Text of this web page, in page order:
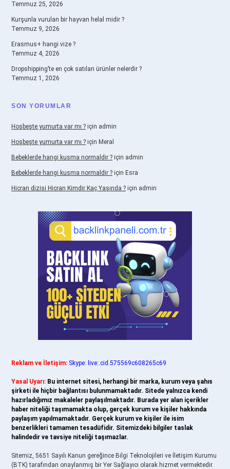
Temmuz 25, 2026
Kurşunla vurulan bir hayvan helal midir ?
Temmuz 9, 2026
Erasmus+ hangi vize ?
Temmuz 4, 2026
Dropshipping’te en çok satılan ürünler nelerdir ?
Temmuz 1, 2026
SON YORUMLAR
Hoşbeşte yumurta var mı ? için admin
Hoşbeşte yumurta var mı ? için Meral
Bebeklerde hangi kusma normaldir ? için admin
Bebeklerde hangi kusma normaldir ? için Esra
Hicran dizisi Hicran Kimdir Kaç Yaşında ? için admin
Reklam ve İletişim: Skype: live:.cid.575569c608265c69
Yasal Uyarı: Bu internet sitesi, herhangi bir marka, kurum veya şahıs
şirketi ile hiçbir bağlantısı bulunmamaktadır. Sitede yalnızca kendi
hazırladığımız makaleler paylaşılmaktadır. Burada yer alan içerikler
haber niteliği taşımamakta olup, gerçek kurum ve kişiler hakkında
paylaşım yapılmamaktadır. Gerçek kurum ve kişiler ile isim
benzerlikleri tamamen tesadüfidir. Sitemizdeki bilgiler taslak
halindedir ve tavsiye niteliği taşımazlar.
Sitemiz, 5651 Sayılı Kanun gereğince Bilgi Teknolojileri ve İletişim Kurumu
(BTK) tarafından onaylanmış bir Yer Sağlayıcı olarak hizmet vermektedir.